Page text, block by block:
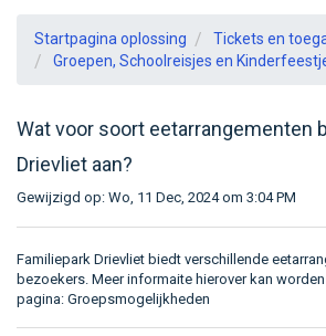
Startpagina oplossing
Tickets en
Groepen, Schoolreisjes en
Wat voor soort eetarrangementen
Drievliet aan?
Gewijzigd op: Wo, 11 Dec, 2024 om 3:04 PM
Familiepark Drievliet biedt verschillende
bezoekers. Meer informaite hierover kan
pagina: Groepsmogelijkheden